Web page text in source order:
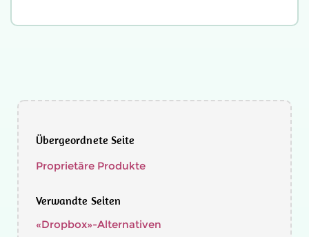
Übergeordnete Seite
Proprietäre Produkte
Verwandte Seiten
«Dropbox»-Alternativen